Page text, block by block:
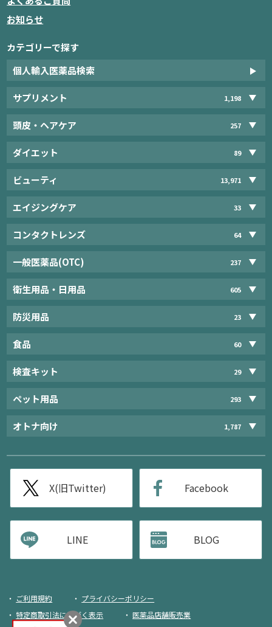
お知らせ
カテゴリーで探す
個人輸入医薬品検索
サプリメント 1,198
頭皮・ヘアケア 257
ダイエット 89
ビューティ 13,971
エイジングケア 33
コンタクトレンズ 64
一般医薬品(OTC) 237
衛生用品・日用品 605
防災用品 23
食品 60
検査キット 29
ペット用品 293
オトナ向け 1,787
X(旧Twitter) Facebook
LINE BLOG
ご利用規約
プライバシーポリシー
特定商取引法に基づく表示
医薬品店舗販売業